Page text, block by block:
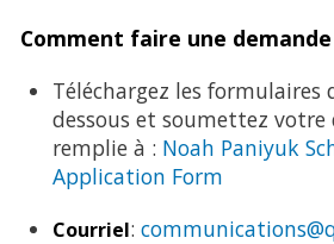
Comment faire une demande
Téléchargez les formulaires
dessous et soumettez
remplie à : Noah Paniyuk
Application Form
Courriel: